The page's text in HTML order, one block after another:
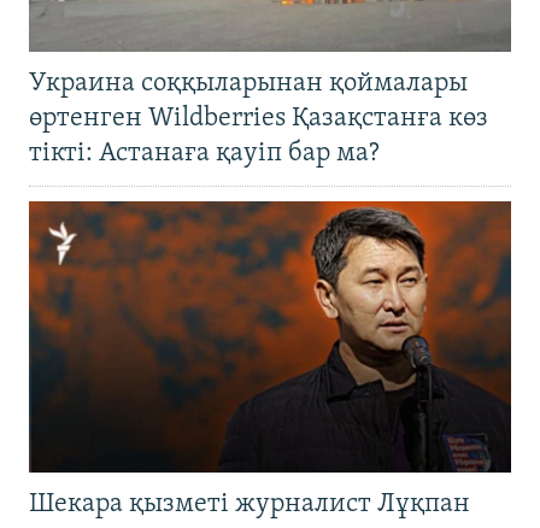
Украина соққыларынан қоймалары
өртенген Wildberries Қазақстанға көз
тікті: Астанаға қауіп бар ма?
Шекара қызметі журналист Лұқпан